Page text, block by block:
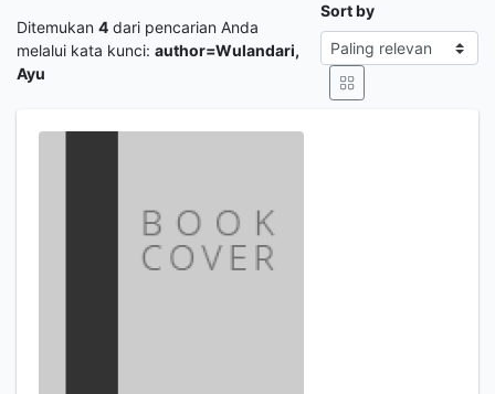
Ditemukan 4 dari pencarian Anda
melalui kata kunci: author=Wulandari,
Ayu
Sort by